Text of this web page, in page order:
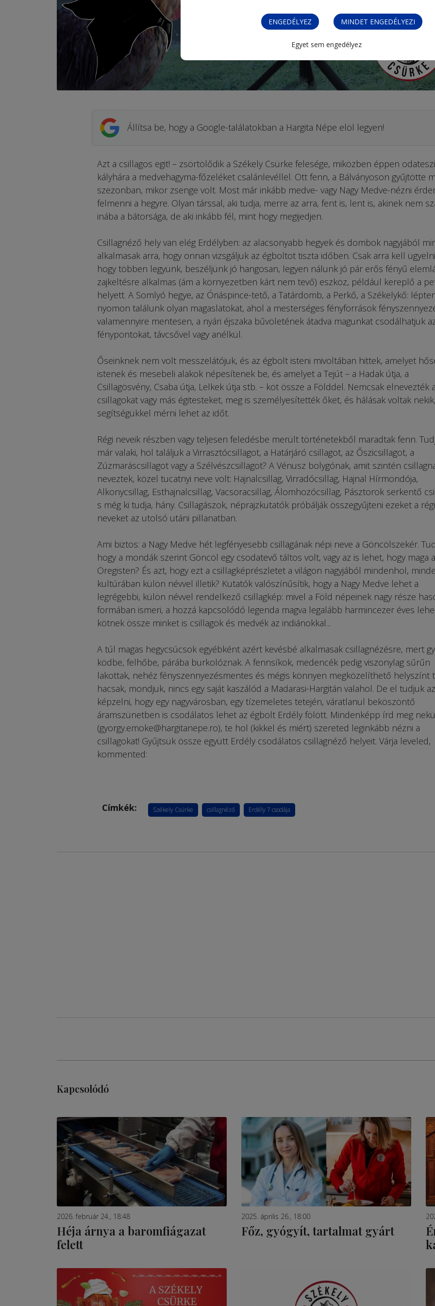
ENGEDÉLYEZ MINDET ENGEDÉLYEZI
Egyet sem engedélyez
Állítsa be, hogy a Google-találatokban a Hargita Népe elöl legyen!
Azt a csillagos egit! – zsörtölődik a Székely Csürke felesége, miközben éppen
kályhára a medvehagyma-főzeléket csalánlevéllel. Ott fenn, a Bálványoson gyűjtötte
szezonban, mikor zsenge volt. Most már inkább medve- vagy Nagy Medve-nézni
felmenni a hegyre. Olyan társsal, aki tudja, merre az arra, fent is, lent is, akinek nem
inába a bátorsága, de aki inkább fél, mint hogy megijedjen.
Csillagnéző hely van elég Erdélyben: az alacsonyabb hegyek és dombok nagyjából
alkalmasak arra, hogy onnan vizsgáljuk az égboltot tiszta időben. Csak arra kell
hogy többen legyünk, beszéljünk jó hangosan, legyen nálunk jó pár erős fényű
zajkeltésre alkalmas (ám a környezetben kárt nem tevő) eszköz, például kereplő a
helyett. A Somlyó hegye, az Óriáspince-tető, a Tatárdomb, a Perkő, a Székelykő:
nyomon találunk olyan magaslatokat, ahol a mesterséges fényforrások
valamennyire mentesen, a nyári éjszaka bűvöletének átadva magunkat csodálhatjuk
fénypontokat, távcsővel vagy anélkül.
Őseinknek nem volt messzelátójuk, és az égbolt isteni mivoltában hittek, amelyet
istenek és mesebeli alakok népesítenek be, és amelyet a Tejút – a Hadak útja, a
Csillagösvény, Csaba útja, Lelkek útja stb. – köt össze a Földdel. Nemcsak elnevezték a
csillagokat vagy más égitesteket, meg is személyesítették őket, és hálásak voltak
segítségükkel mérni lehet az időt.
Régi neveik részben vagy teljesen feledésbe merült történetekből maradtak fenn.
már valaki, hol találjuk a Virrasztócsillagot, a Határjáró csillagot, az Őszicsillagot, a
Zúzmaráscsillagot vagy a Szélvészcsillagot? A Vénusz bolygónak, amit szintén
neveztek, közel tucatnyi neve volt: Hajnalcsillag, Virradócsillag, Hajnal Hírmondója,
Alkonycsillag, Esthajnalcsillag, Vacsoracsillag, Álomhozócsillag, Pásztorok serkentő
s még ki tudja, hány. Csillagászok, néprajzkutatók próbálják összegyűjteni ezeket a régi
neveket az utolsó utáni pillanatban.
Ami biztos: a Nagy Medve hét legfényesebb csillagának népi neve a Göncölszekér.
hogy a mondák szerint Göncöl egy csodatevő táltos volt, vagy az is lehet, hogy maga
Öregisten? És azt, hogy ezt a csillagképrészletet a világon nagyjából mindenhol,
kultúrában külön névvel illetik? Kutatók valószínűsítik, hogy a Nagy Medve lehet a
legrégebbi, külön névvel rendelkező csillagkép: mivel a Föld népeinek nagy része
formában ismeri, a hozzá kapcsolódó legenda magva legalább harmincezer éves
kötnek össze minket is csillagok és medvék az indiánokkal...
A túl magas hegycsúcsok egyébként azért kevésbé alkalmasak csillagnézésre, mert
ködbe, felhőbe, párába burkolóznak. A fennsíkok, medencék pedig viszonylag sűrűn
lakottak, nehéz fényszennyezésmentes és mégis könnyen megközelíthető helyszínt
hacsak, mondjuk, nincs egy saját kaszálód a Madarasi-Hargitán valahol. De el tudjuk
képzelni, hogy egy nagyvárosban, egy tízemeletes tetején, váratlanul beköszöntő
áramszünetben is csodálatos lehet az égbolt Erdély fölött. Mindenképp írd meg
(gyorgy.emoke@hargitanepe.ro), te hol (kikkel és miért) szereted leginkább nézni a
csillagokat! Gyűjtsük össze együtt Erdély csodálatos csillagnéző helyeit. Várja leveled,
kommented:
Címkék: Székely Csürke csillagnéző Erdély 7 csodája
Kapcsolódó
2026. február 24., 18:48
Héja árnya a baromfiágazat
felett
2025. április 26., 18:00
Főz, gyógyít, tartalmat gyárt